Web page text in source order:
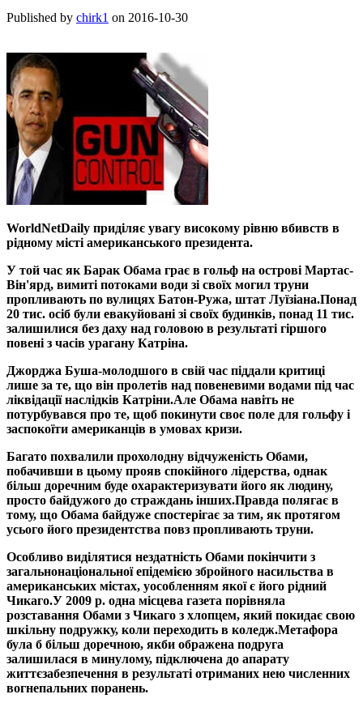
Published by chirk1 on 2016-10-30
WorldNetDaily приділяє увагу високому рівню вбивств в
рідному місті американського президента.
У той час як Барак Обама грає в гольф на острові Мартас-
Він'ярд, вимиті потоками води зі своїх могил труни
пропливають по вулицях Батон-Ружа, штат Луїзіана.Понад
20 тис. осіб були евакуйовані зі своїх будинків, понад 11 тис.
залишилися без даху над головою в результаті гіршого
повені з часів урагану Катріна.
Джорджа Буша-молодшого в свій час піддали критиці
лише за те, що він пролетів над повеневими водами під час
ліквідації наслідків Катріни.Але Обама навіть не
потурбувався про те, щоб покинути своє поле для гольфу і
заспокоїти американців в умовах кризи.
Багато похвалили прохолодну відчуженість Обами,
побачивши в цьому прояв спокійного лідерства, однак
більш доречним буде охарактеризувати його як людину,
просто байдужого до страждань інших.Правда полягає в
тому, що Обама байдуже спостерігає за тим, як протягом
усього його президентства повз пропливають труни.
Особливо виділятися нездатність Обами покінчити з
загальнонаціональної епідемією збройного насильства в
американських містах, уособленням якої є його рідний
Чикаго.У 2009 р. одна місцева газета порівняла
розставання Обами з Чикаго з хлопцем, який покидає свою
шкільну подружку, коли переходить в коледж.Метафора
була б більш доречною, якби ображена подруга
залишилася в минулому, підключена до апарату
життєзабезпечення в результаті отриманих нею численних
вогнепальних поранень.